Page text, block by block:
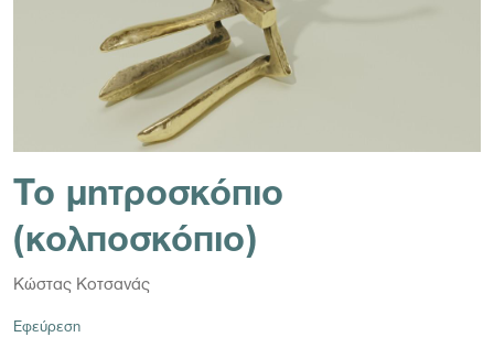
Το μητροσκόπιο
(κολποσκόπιο)
Κώστας Κοτσανάς
Εφεύρεση